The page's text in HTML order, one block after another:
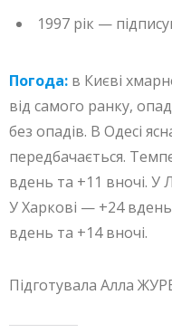
1997 рік —
Погода: в Києві
від самого ранку,
без опадів. В Одесі
передбачається.
вдень та +11 вночі. У
У Харкові — +24
вдень та +14 вночі.
Підготувала Алла